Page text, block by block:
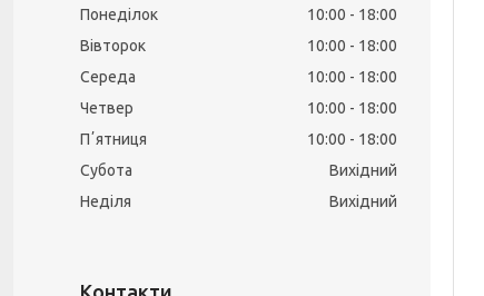
Понеділок 10:00
18:00
Вівторок
10:00
18:00
Середа
10:00
18:00
Четвер
10:00
18:00
Пʼятниця
10:00
18:00
Субота
Вихідний
Неділя
Вихідний